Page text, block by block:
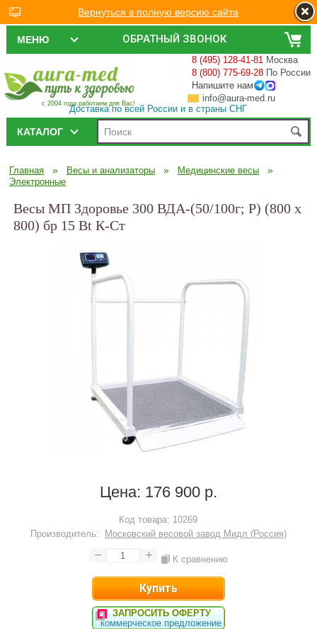
ОБРАТНЫЙ ЗВОНОК
МЕНЮ
с 2004 года работаем для Вас!
8 (495) 128-41-81 Москва
8 (800) 775-69-28 По России
Напишите нам
info@aura-med.ru
Доставка по всей России и в страны СНГ
КАТАЛОГ
Главная » Весы и анализаторы » Медицинские весы »
Электронные
Весы МП Здоровье 300 ВДА-(50/100г; Р) (800 х
800) бр 15 Bt К-Ст
Цена: 176 900 р.
Код товара: 10269
Производитель:
Московский весовой завод Мидл (Россия)
К сравнению
ЗАПРОСИТЬ ОФЕРТУ
коммерческое предложение
Вернуться в полную версию сайта